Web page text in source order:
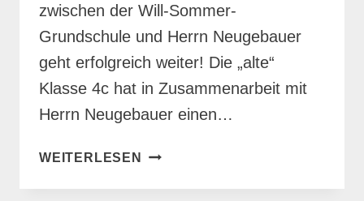
zwischen der Will-Sommer-
Grundschule und Herrn Neugebauer
geht erfolgreich weiter! Die „alte“
Klasse 4c hat in Zusammenarbeit mit
Herrn Neugebauer einen…
WEITERLESEN
NEUES
MIT